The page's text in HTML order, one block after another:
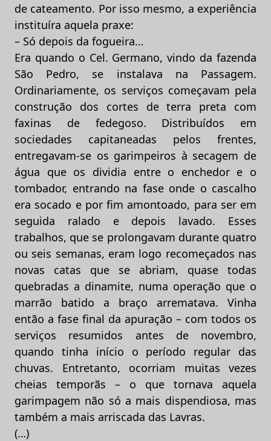
de cateamento. Por isso mesmo, a experiência
instituíra aquela praxe:
– Só depois da fogueira…
Era quando o Cel. Germano, vindo da fazenda
São Pedro, se instalava na Passagem.
Ordinariamente, os serviços começavam pela
construção dos cortes de terra preta com
faxinas de fedegoso. Distribuídos em
sociedades capitaneadas pelos frentes,
entregavam-se os garimpeiros à secagem de
água que os dividia entre o enchedor e o
tombador, entrando na fase onde o cascalho
era socado e por fim amontoado, para ser em
seguida ralado e depois lavado. Esses
trabalhos, que se prolongavam durante quatro
ou seis semanas, eram logo recomeçados nas
novas catas que se abriam, quase todas
quebradas a dinamite, numa operação que o
marrão batido a braço arrematava. Vinha
então a fase final da apuração – com todos os
serviços resumidos antes de novembro,
quando tinha início o período regular das
chuvas. Entretanto, ocorriam muitas vezes
cheias temporãs – o que tornava aquela
garimpagem não só a mais dispendiosa, mas
também a mais arriscada das Lavras.
(…)